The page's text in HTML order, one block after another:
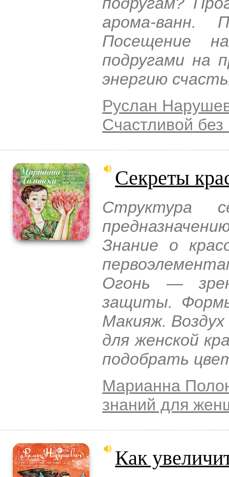
арома-ванн.
Посещение
подругами на
энергию
Руслан
Счастливой
Секреты
Структура
Знание о
Огонь —
защиты.
Макияж.
для женской
подобрать
Марианна
знаний для
Как